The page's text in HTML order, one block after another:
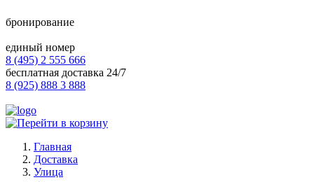
бронирование
единый номер
8 (495) 2 555 666
бесплатная доставка 24/7
8 (925) 888 3 888
Главная
Доставка
Улица